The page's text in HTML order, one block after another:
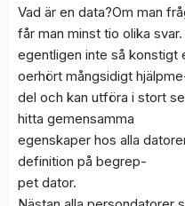
Vad är en data?Om man
får man minst tio olika
egentligen inte så konstigt
oerhört mångsidigt
del och kan utföra i stort
hitta gemensamma
egenskaper hos alla
definition på begrep-
pet dator.